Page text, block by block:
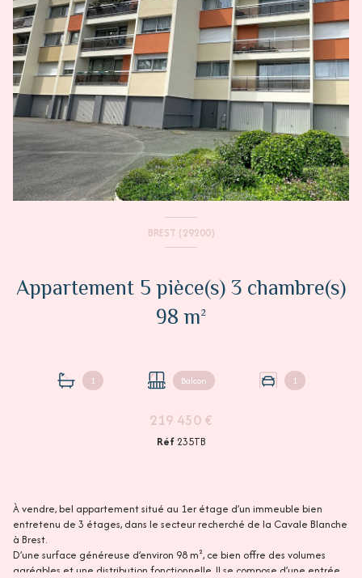
BREST (29200)
Appartement 5 pièce(s) 3 chambre(s)
98 m²
1 Balcon 1
219 450 €
Réf 235TB
À vendre, bel appartement situé au 1er étage d’un immeuble bien
entretenu de 3 étages, dans le secteur recherché de la Cavale Blanche
à Brest.
D’une surface généreuse d’environ 98 m², ce bien offre des volumes
agréables et une distribution fonctionnelle. Il se compose d’une entrée